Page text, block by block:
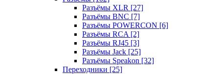
Разъёмы XLR [27]
Разъёмы BNC [7]
Разъёмы POWERCON [6]
Разъёмы RCA [2]
Разъёмы RJ45 [3]
Разъёмы Jack [25]
Разъёмы Speakon [32]
Переходники [25]